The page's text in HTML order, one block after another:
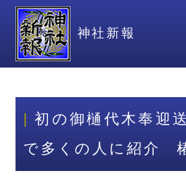
神社新報
初の御樋代木奉迎
で多くの人に紹介